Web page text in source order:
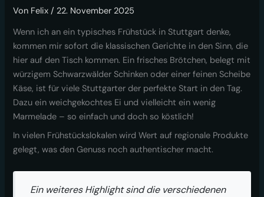
Von Felix/ 22. November 2025
Wenn ich an ein typisches Frühstück in Stuttgart denke,
kommen mir sofort die klassischen Gerichte in den Sinn, die
hier auf den Tisch kommen. Ein frisches Brötchen, belegt mit
würzigem Schwarzwälder Schinken oder einer feinen Scheibe
Käse, ist für viele Stuttgarter der perfekte Start in den Tag.
Dazu ein weichgekochtes Ei und vielleicht ein wenig
Marmelade – so einfach und doch so köstlich!
In vielen Frühstückslokalen wird Wert auf regionale Produkte
gelegt, was den Genuss noch authentischer macht.
Ein weiteres Highlight sind die verschiedenen